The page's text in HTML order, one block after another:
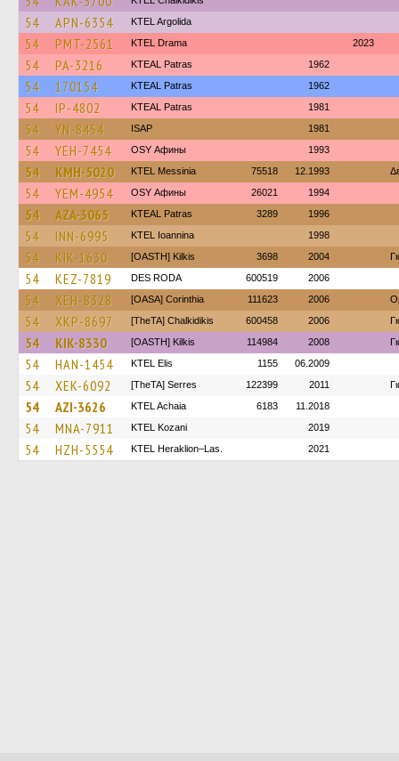
54 APN-6354 KTEL Argolida
54 PMT-2561 KTEL Drama 2023
54 PA-3216 KTEAL Patras 1962
54 170154 KTEAL Patras 1962
54 IP-4802 KTEAL Patras 1981
54 YN-8454 ISAP 1981
54 YEH-7454 OSY Афины 1993
54 KMH-5020 KTEL Messinia 75518 12.1993
54 YEM-4954 OSY Афины 26021 1994
54 AZA-3065 KTEAL Patras 3289 1996
54 INN-6995 KTEL Ioannina 1998
54 KIK-1630 [OASTH] Kilkis 3698 2004
54 KEZ-7819 DES RODA 600519 2006
54 XEH-8328 [OASA] Corinthia 111623 2006
54 XKP-8697 [TheTA] Chalkidikis 600458 2006
54 KIK-8330 [OASTH] Kilkis 114984 2008
54 HAN-1454 KTEL Elis 1155 06.2009
54 XEK-6092 [TheTA] Serres 122399 2011
54 AZI-3626 KTEL Achaia 6183 11.2018
54 MNA-7911 ΚΤΕL Kozani 2019
54 HZH-5554 KTEL Heraklion–Las. 2021